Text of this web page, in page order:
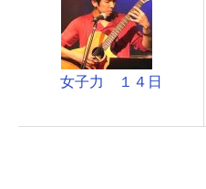
女子力 １４日